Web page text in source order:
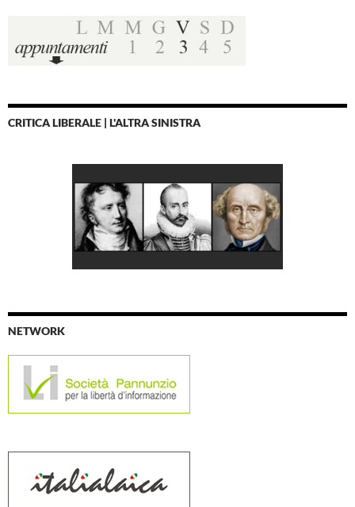
CRITICA LIBERALE | L'ALTRA SINISTRA
NETWORK